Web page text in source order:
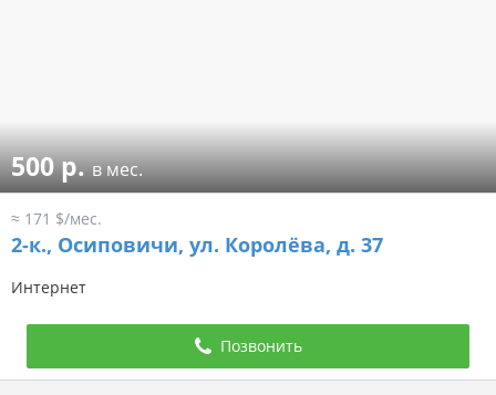
500 р.в мес.
≈ 171 $/мес.
2-к., Осиповичи, ул. Королёва, д. 37
Интернет
Позвонить